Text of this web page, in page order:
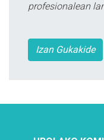
profesionalean
Izan Gukakide